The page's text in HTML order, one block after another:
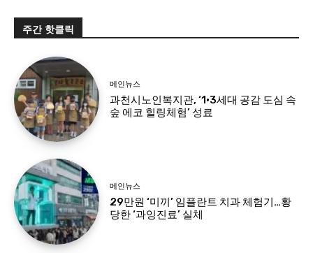
주간 핫클릭
메인뉴스
과천시노인복지관, ‘1·3세대 공감 도심 속
숲 에코 힐링체험’ 성료
메인뉴스
29만원 ‘미끼’ 임플란트 치과 체험기…황
당한 ‘과잉진료’ 실체